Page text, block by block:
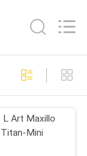
31
L Art Maxillo
Mini